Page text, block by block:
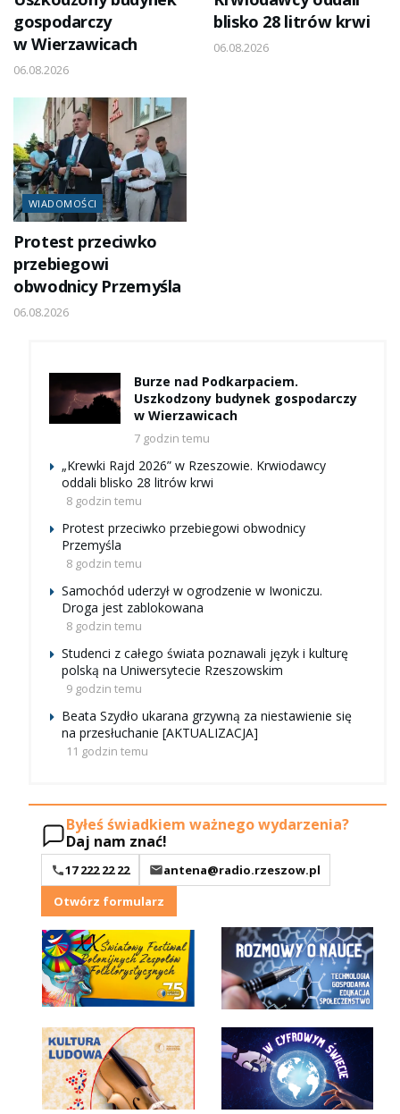
gospodarczy
w Wierzawicach
06.08.2026
blisko 28 litrów krwi
06.08.2026
WIADOMOŚCI
Protest przeciwko
przebiegowi
obwodnicy Przemyśla
06.08.2026
Burze nad Podkarpaciem.
Uszkodzony budynek gospodarczy
w Wierzawicach
7 godzin temu
„Krewki Rajd 2026” w Rzeszowie. Krwiodawcy
oddali blisko 28 litrów krwi
8 godzin temu
Protest przeciwko przebiegowi obwodnicy
Przemyśla
8 godzin temu
Samochód uderzył w ogrodzenie w Iwoniczu.
Droga jest zablokowana
8 godzin temu
Studenci z całego świata poznawali język i kulturę
polską na Uniwersytecie Rzeszowskim
9 godzin temu
Beata Szydło ukarana grzywną za niestawienie się
na przesłuchanie [AKTUALIZACJA]
11 godzin temu
Byłeś świadkiem ważnego wydarzenia?
Daj nam znać!
17 222 22 22
antena@radio.rzeszow.pl
Otwórz formularz